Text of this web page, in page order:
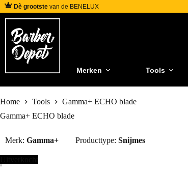
Dè grootste van de BENELUX
Merken Tools
Home Tools
Gamma+ ECHO blade
Gamma+ ECHO blade
Merk: Gamma+ Producttype: Snijmes